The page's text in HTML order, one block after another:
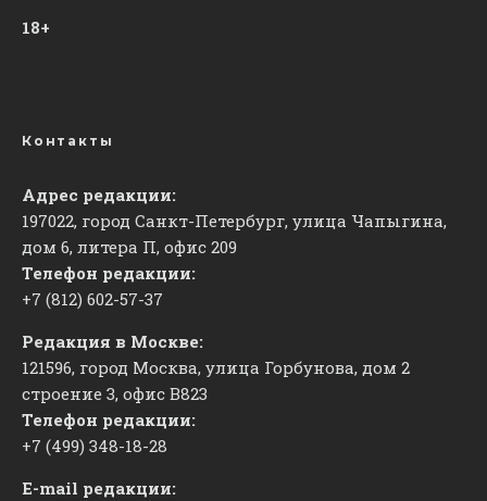
18+
Контакты
Адрес редакции:
197022, город Санкт-Петербург, улица Чапыгина,
дом 6, литера П, офис 209
Телефон редакции:
+7 (812) 602-57-37
Редакция в Москве:
121596, город Москва, улица Горбунова, дом 2
строение 3, офис ​В823
Телефон редакции:
+7 (499) 348-18-28
E-mail редакции: